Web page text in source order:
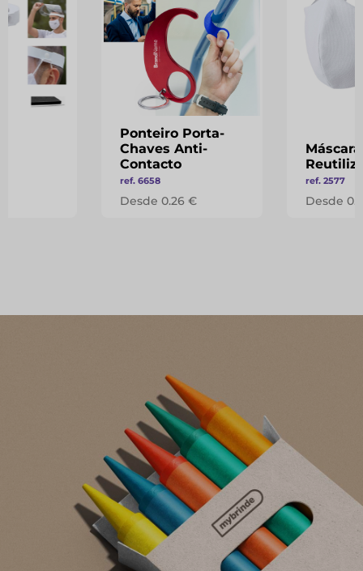
Ponteiro Porta-
Chaves Anti-
Contacto
ref. 6658
Desde 0.26 €
ref. 2577
Desde